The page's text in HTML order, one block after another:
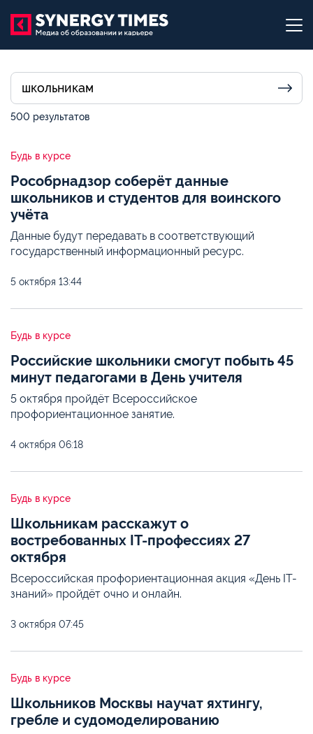
500 результатов
Будь в курсе
Рособрнадзор соберёт данные
школьников и студентов для воинского
учёта
Данные будут передавать в соответствующий
государственный информационный ресурс.
5 октября 13:44
Будь в курсе
Российские школьники смогут побыть 45
минут педагогами в День учителя
5 октября пройдёт Всероссийское
профориентационное занятие.
4 октября 06:18
Будь в курсе
Школьникам расскажут о
востребованных IT-профессиях 27
октября
Всероссийская профориентационная акция «День IT-
знаний» пройдёт очно и онлайн.
3 октября 07:45
Будь в курсе
Школьников Москвы научат яхтингу,
гребле и судомоделированию